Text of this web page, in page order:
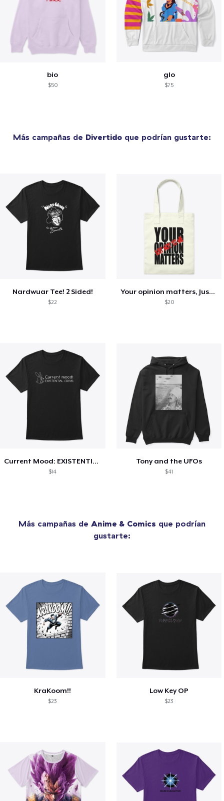
bio
$50
glo
$75
Más campañas de Divertido que podrían gustarte:
Nardwuar Tee! 2 Sided!
$22
Your opinion matters, Just not to me!
$20
Current Mood: EXISTENTIAL CRISIS
$14
Tony and the UFOs
$41
Más campañas de Anime & Comics que podrían
gustarte:
KraKoom!!
$23
Low Key OP
$23